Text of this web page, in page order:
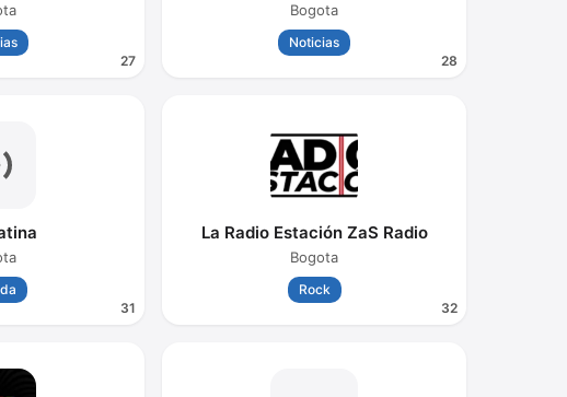
27
28
Bogota
Noticias
31
32
La Radio Estación ZaS Radio
Bogota
Rock